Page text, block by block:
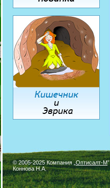
© 2005-2025 Компания „Оптисалт-М”
Коннова Н.А.